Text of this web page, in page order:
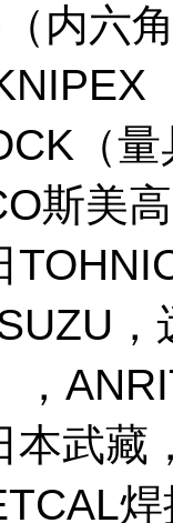
内六
（
斯美
，
本武藏